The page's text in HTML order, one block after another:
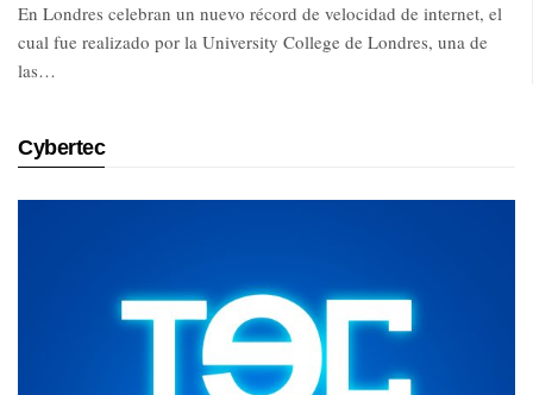
En Londres celebran un nuevo récord de velocidad de internet, el
cual fue realizado por la University College de Londres, una de
las…
Cybertec